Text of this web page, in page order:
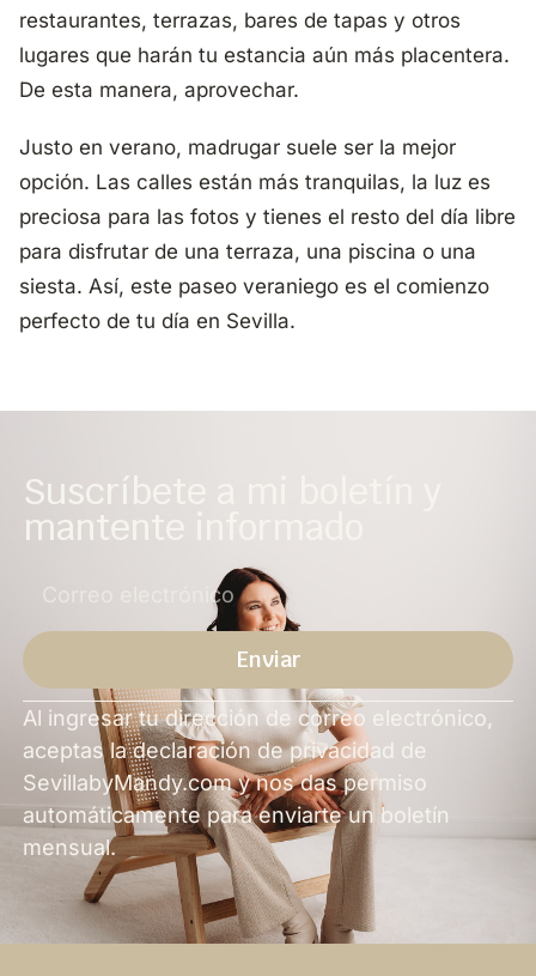
restaurantes, terrazas, bares de tapas y otros
lugares que harán tu estancia aún más placentera.
De esta manera, aprovechar.
Justo en verano, madrugar suele ser la mejor
opción. Las calles están más tranquilas, la luz es
preciosa para las fotos y tienes el resto del día libre
para disfrutar de una terraza, una piscina o una
siesta. Así, este paseo veraniego es el comienzo
perfecto de tu día en Sevilla.
Suscríbete a mi boletín y
mantente informado
Enviar
Alternativa
Al ingresar tu dirección de correo electrónico,
aceptas la declaración de privacidad de
SevillabyMandy.com y nos das permiso
automáticamente para enviarte un boletín
mensual.